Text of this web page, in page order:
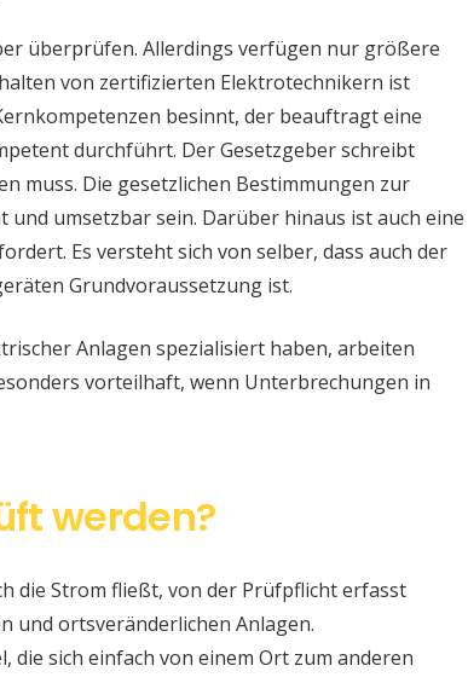
überprüfen. Allerdings verfügen nur größere
von zertifizierten Elektrotechnikern ist
besinnt, der beauftragt eine
durchführt. Der Gesetzgeber schreibt
muss. Die gesetzlichen Bestimmungen zur
umsetzbar sein. Darüber hinaus ist auch eine
Es versteht sich von selber, dass auch der
Grundvoraussetzung ist.
Anlagen spezialisiert haben, arbeiten
vorteilhaft, wenn Unterbrechungen in
werden?
die Strom fließt, von der Prüfpflicht erfasst
und ortsveränderlichen Anlagen.
sich einfach von einem Ort zum anderen